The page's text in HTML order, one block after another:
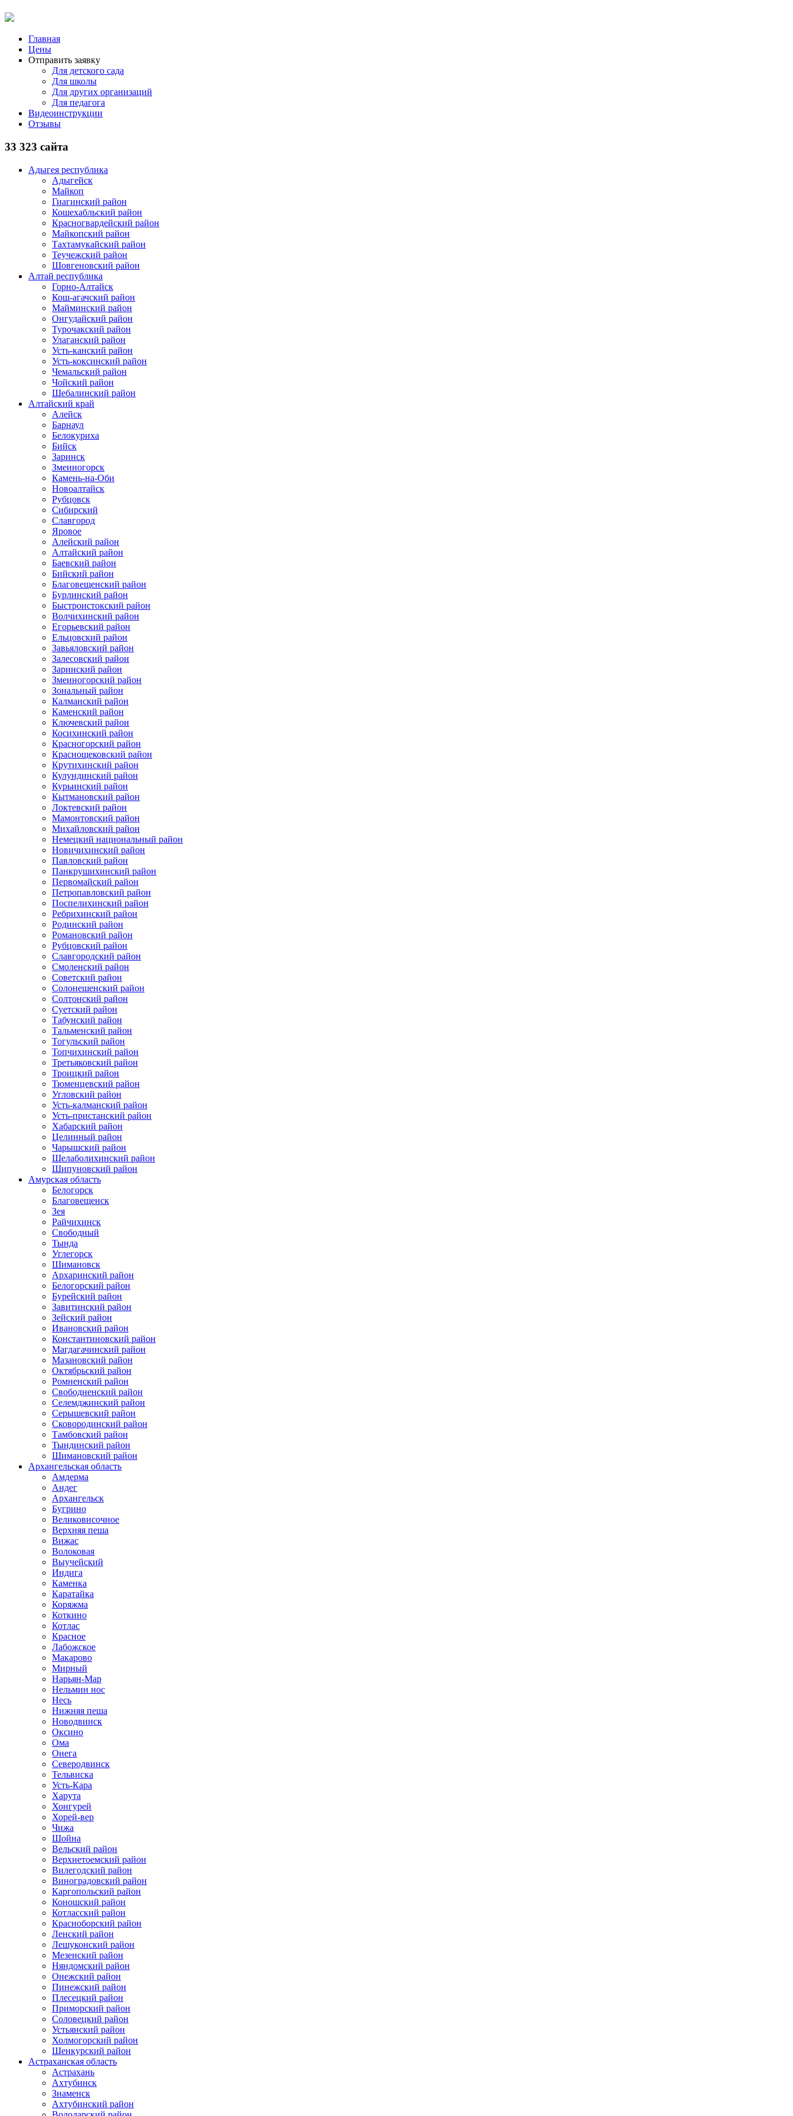
Главная
Цены
Отправить заявку
Для детского сада
Для школы
Для других организаций
Для педагога
Видеоинструкции
Отзывы
33 323 сайта
Адыгея республика
Адыгейск
Майкоп
Гиагинский район
Кошехабльский район
Красногвардейский район
Майкопский район
Тахтамукайский район
Теучежский район
Шовгеновский район
Алтай республика
Горно-Алтайск
Кош-агачский район
Майминский район
Онгудайский район
Турочакский район
Улаганский район
Усть-канский район
Усть-коксинский район
Чемальский район
Чойский район
Шебалинский район
Алтайский край
Алейск
Барнаул
Белокуриха
Бийск
Заринск
Змеиногорск
Камень-на-Оби
Новоалтайск
Рубцовск
Сибирский
Славгород
Яровое
Алейский район
Алтайский район
Баевский район
Бийский район
Благовещенский район
Бурлинский район
Быстроистокский район
Волчихинский район
Егорьевский район
Ельцовский район
Завьяловский район
Залесовский район
Заринский район
Змеиногорский район
Зональный район
Калманский район
Каменский район
Ключевский район
Косихинский район
Красногорский район
Краснощековский район
Крутихинский район
Кулундинский район
Курьинский район
Кытмановский район
Локтевский район
Мамонтовский район
Михайловский район
Немецкий национальный район
Новичихинский район
Павловский район
Панкрушихинский район
Первомайский район
Петропавловский район
Поспелихинский район
Ребрихинский район
Родинский район
Романовский район
Рубцовский район
Славгородский район
Смоленский район
Советский район
Солонешенский район
Солтонский район
Суетский район
Табунский район
Тальменский район
Тогульский район
Топчихинский район
Третьяковский район
Троицкий район
Тюменцевский район
Угловский район
Усть-калманский район
Усть-пристанский район
Хабарский район
Целинный район
Чарышский район
Шелаболихинский район
Шипуновский район
Амурская область
Белогорск
Благовещенск
Зея
Райчихинск
Свободный
Тында
Углегорск
Шимановск
Архаринский район
Белогорский район
Бурейский район
Завитинский район
Зейский район
Ивановский район
Константиновский район
Магдагачинский район
Мазановский район
Октябрьский район
Ромненский район
Свободненский район
Селемджинский район
Серышевский район
Сковородинский район
Тамбовский район
Тындинский район
Шимановский район
Архангельская область
Амдерма
Андег
Архангельск
Бугрино
Великовисочное
Верхняя пеша
Вижас
Волоковая
Выучейский
Индига
Каменка
Каратайка
Коряжма
Коткино
Котлас
Красное
Лабожское
Макарово
Мирный
Нарьян-Мар
Нельмин нос
Несь
Нижняя пеша
Новодвинск
Оксино
Ома
Онега
Северодвинск
Тельвиска
Усть-Кара
Харута
Хонгурей
Хорей-вер
Чижа
Шойна
Вельский район
Верхнетоемский район
Вилегодский район
Виноградовский район
Каргопольский район
Коношский район
Котласский район
Красноборский район
Ленский район
Лешуконский район
Мезенский район
Няндомский район
Онежский район
Пинежский район
Плесецкий район
Приморский район
Соловецкий район
Устьянский район
Холмогорский район
Шенкурский район
Астраханская область
Астрахань
Ахтубинск
Знаменск
Ахтубинский район